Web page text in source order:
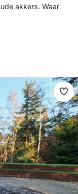
akkers. Waar